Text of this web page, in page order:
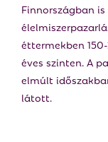
U
Finnországban
éttermekben
éves szinten. A
elmúlt
látott.